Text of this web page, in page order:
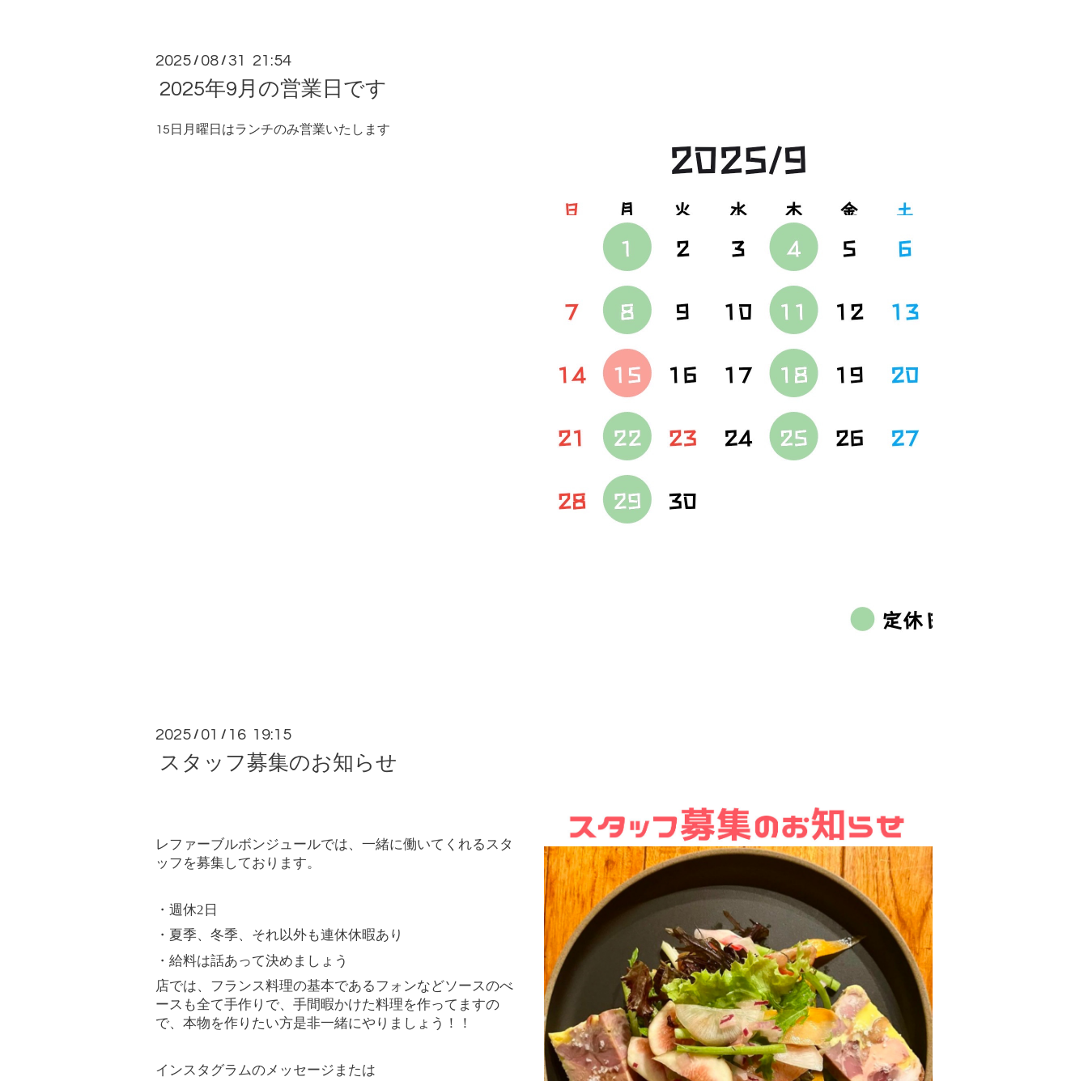
2025 / 08 /31 21:54
2025年9月の営業日です
15日月曜日はランチのみ営業いたします
2025 / 01 / 16 19:15
スタッフ募集のお知らせ
レファーブルボンジュールでは、一緒に働いてくれるスタ
ッフを募集しております。
・週休2日
・夏季、冬季、それ以外も連休休暇あり
・給料は話あって決めましょう
店では、フランス料理の基本であるフォンなどソースのべ
ースも全て手作りで、手間暇かけた料理を作ってますの
で、本物を作りたい方是非一緒にやりましょう！！
インスタグラムのメッセージまたは